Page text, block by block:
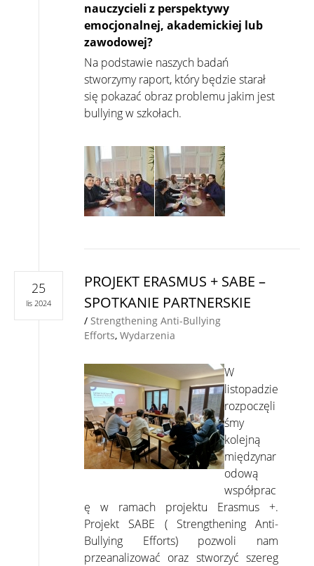
nauczycieli z perspektywy
emocjonalnej, akademickiej lub
zawodowej?
Na podstawie naszych badań
stworzymy raport, który będzie starał
się pokazać obraz problemu jakim jest
bullying w szkołach.
PROJEKT ERASMUS + SABE –
SPOTKANIE PARTNERSKIE
/ Strengthening Anti-Bullying
Efforts, Wydarzenia
W
listopadzie
rozpoczęli
śmy
kolejną
międzynar
odową
współprac
ę w ramach projektu Erasmus +.
Projekt SABE ( Strengthening Anti-
Bullying Efforts) pozwoli nam
przeanalizować oraz stworzyć szereg
25
lis 2024